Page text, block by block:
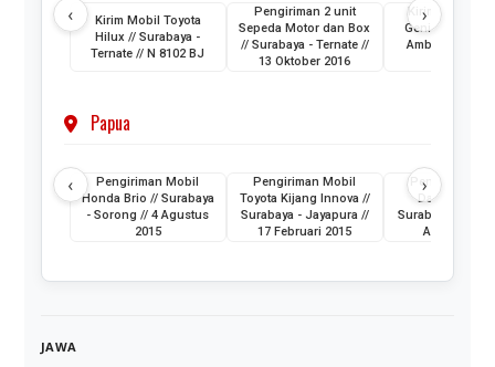
‹
Kirim Mobil Toyota
Hilux // Surabaya -
Ternate // N 8102 BJ
Pengiriman 2 unit
Sepeda Motor dan Box
// Surabaya - Ternate //
13 Oktober 2016
Kirim Mobil
Genio //
Ambon Maluku
›
Papua
‹
Pengiriman Mobil
Honda Brio // Surabaya
- Sorong // 4 Agustus
2015
Pengiriman Mobil
Toyota Kijang Innova //
Surabaya - Jayapura //
17 Februari 2015
Pengiriman
Daihatsu
Surabaya -
Agustus
›
JAWA